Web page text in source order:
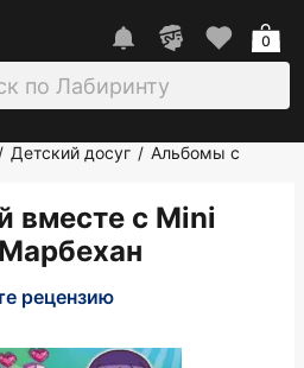
0
/ Детский досуг / Альбомы с
вместе с Міnі
рецензию